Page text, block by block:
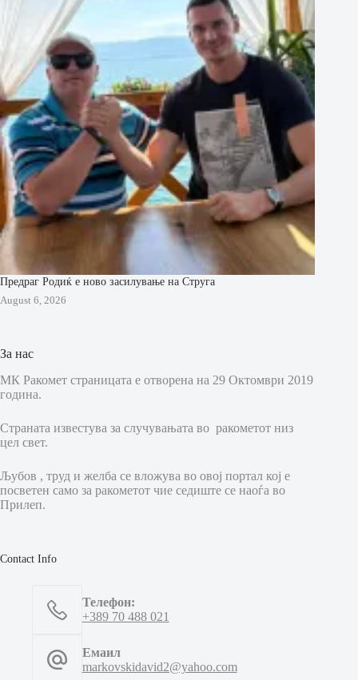
Предраг Родиќ е ново засилување на Струга
August 6, 2026
За нас
МК Ракомет страницата е отворена на 29 Октомври 2019
година.
Страната известува за случувањата во ракометот низ
цел свет.
Љубов , труд и желба се вложува во овој портал кој е
посветен само за ракометот чие седиште се наоѓа во
Прилеп.
Contact Info
Телефон:
+389 70 488 021
Емаил
markovskidavid2@yahoo.com